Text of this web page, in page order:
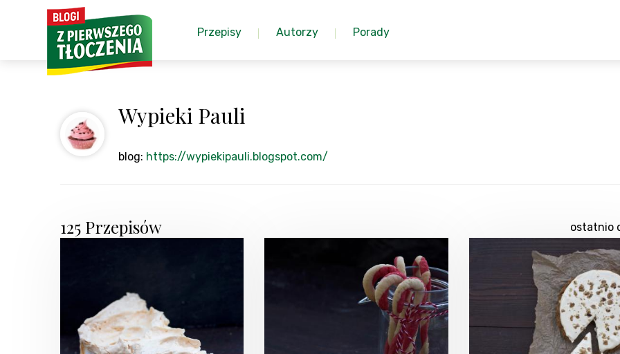
Przepisy Autorzy Porady
Wypieki Pauli
blog: https://wypiekipauli.blogspot.com/
125 Przepisów ostatnio